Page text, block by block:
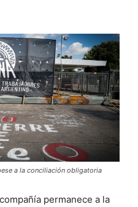
a la conciliación obligatoria
permanece a la